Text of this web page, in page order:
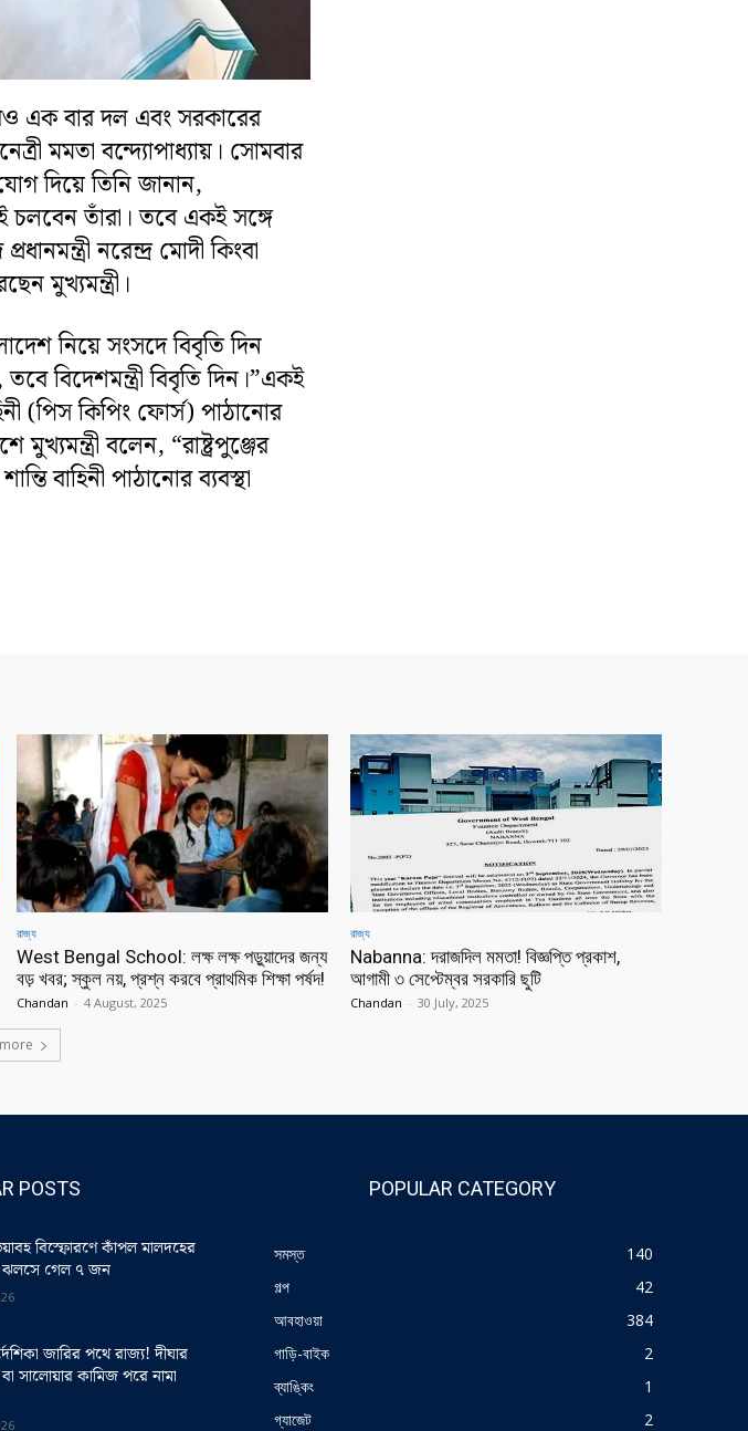
এক বার দল এবং সরকারের
মমতা বন্দ্যোপাধ্যায়। সোমবার
দিয়ে তিনি জানান,
চলবেন তাঁরা। তবে একই সঙ্গে
নরেন্দ্র মোদী কিংবা
মুখ্যমন্ত্রী।
নিয়ে সংসদে বিবৃতি দিন
বিদেশমন্ত্রী বিবৃতি দিন।”একই
(পিস কিপিং ফোর্স) পাঠানোর
মুখ্যমন্ত্রী বলেন, “রাষ্ট্রপুঞ্জের
বাহিনী পাঠানোর ব্যবস্থা
রাজ্য
West Bengal School: লক্ষ লক্ষ পড়ুয়াদের জন্য
বড় খবর; স্কুল নয়, প্রশ্ন করবে প্রাথমিক শিক্ষা পর্ষদ!
Chandan - 4 August, 2025
রাজ্য
Nabanna: দরাজদিল মমতা! বিজ্ঞপ্তি প্রকাশ,
আগামী ৩ সেপ্টেম্বর সরকারি ছুটি
Chandan - 30 July, 2025
POSTS
বিস্ফোরণে কাঁপল মালদহের
ঝলসে গেল ৭ জন
জারির পথে রাজ্য! দীঘার
সালোয়ার কামিজ পরে নামা
POPULAR CATEGORY
সমস্ত
140
গল্প
42
আবহাওয়া
384
গাড়ি-বাইক
2
ব্যাঙ্কিং
1
গ্যাজেট
2